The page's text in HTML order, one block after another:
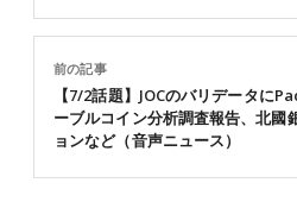
前の記事
【7/2話題】JOCのバリデータに
ーブルコイン分析調査報告、北國
ョンなど（音声ニュース）